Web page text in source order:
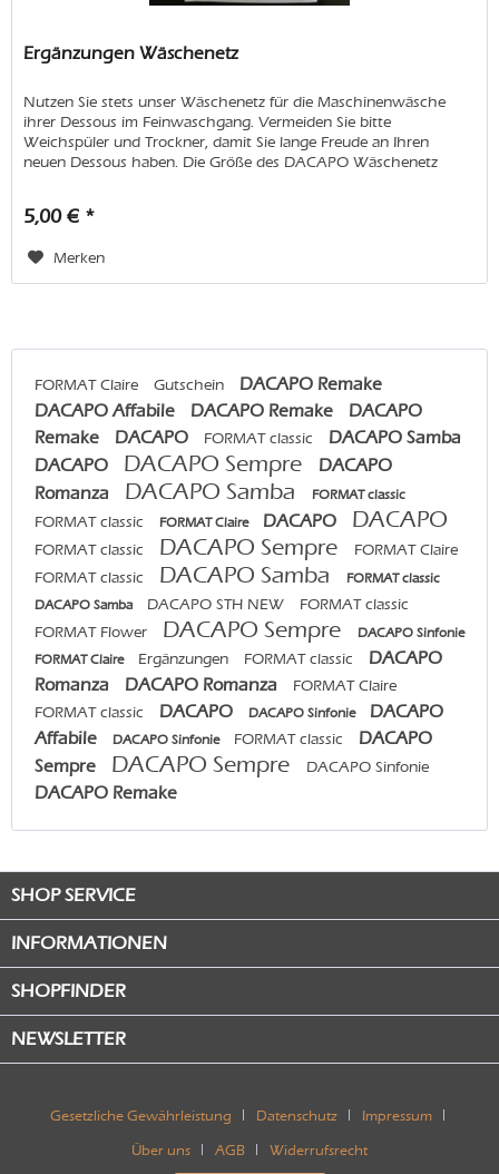
Ergänzungen Wäschenetz
Nutzen Sie stets unser Wäschenetz für die Maschinenwäsche
ihrer Dessous im Feinwaschgang. Vermeiden Sie bitte
Weichspüler und Trockner, damit Sie lange Freude an Ihren
neuen Dessous haben. Die Größe des DACAPO Wäschenetz
5,00 € *
Merken
FORMAT Claire Gutschein
DACAPO Remake
DACAPO Affabile
DACAPO Remake
DACAPO
Remake
DACAPO FORMAT classic
DACAPO Samba
DACAPO
DACAPO Sempre
DACAPO
Romanza
DACAPO Samba FORMAT classic
FORMAT classic FORMAT Claire DACAPO DACAPO
FORMAT classic DACAPO Sempre
FORMAT Claire
FORMAT classic
DACAPO Samba
FORMAT classic
DACAPO Samba
DACAPO STH NEW
FORMAT classic
FORMAT Flower
DACAPO Sempre
DACAPO Sinfonie
FORMAT Claire
Ergänzungen FORMAT classic
DACAPO
Romanza
DACAPO Romanza
FORMAT Claire
FORMAT classic
DACAPO DACAPO Sinfonie
DACAPO
Affabile
DACAPO Sinfonie FORMAT classic
DACAPO
Sempre
DACAPO Sempre DACAPO Sinfonie
DACAPO Remake
SHOP SERVICE
INFORMATIONEN
SHOPFINDER
NEWSLETTER
Gesetzliche Gewährleistung Datenschutz Impressum
Über uns AGB Widerrufsrecht